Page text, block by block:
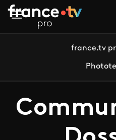
Aller au contenu principal
france.tv